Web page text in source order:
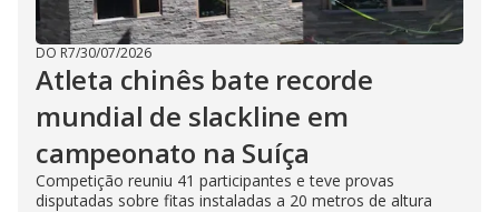
DO R7/30/07/2026
Atleta chinês bate recorde
mundial de slackline em
campeonato na Suíça
Competição reuniu 41 participantes e teve provas
disputadas sobre fitas instaladas a 20 metros de altura